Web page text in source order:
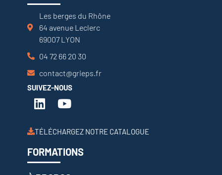
Les berges du Rhône
64 avenue Leclerc
69007 LYON
04 72 66 20 30
contact@grieps.fr
SUIVEZ-NOUS
TÉLÉCHARGEZ NOTRE CATALOGUE
FORMATIONS